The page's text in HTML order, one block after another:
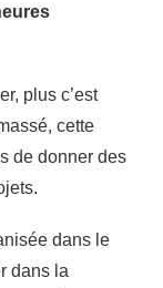
plus c’est
cette
de donner des
dans le
dans la